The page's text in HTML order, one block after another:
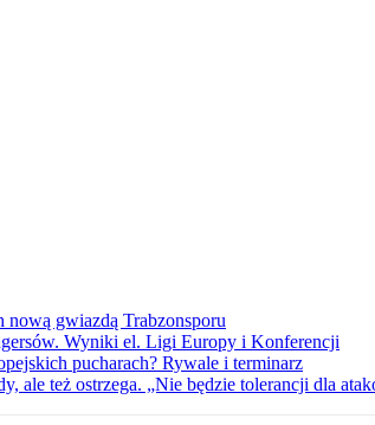
nową gwiazdą Trabzonsporu
Wyniki el. Ligi Europy i Konferencji
pucharach? Rywale i terminarz
ale też ostrzega. „Nie będzie tolerancji dla